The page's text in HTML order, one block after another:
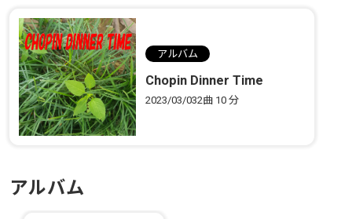
アルバム
Chopin Dinner Time
2023/03/032曲 10 分
アルバム